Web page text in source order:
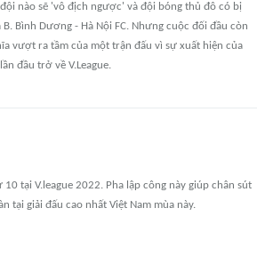
nào sẽ 'vô địch ngược' và đội bóng thủ đô có bị
Bình Dương - Hà Nội FC. Nhưng cuộc đối đầu còn
vượt ra tầm của một trận đấu vì sự xuất hiện của
đầu trở về V.League.
tại V.league 2022. Pha lập công này giúp chân sút
tại giải đấu cao nhất Việt Nam mùa này.